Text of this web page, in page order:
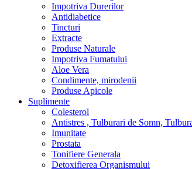
Impotriva Durerilor
Antidiabetice
Tincturi
Extracte
Produse Naturale
Impotriva Fumatului
Aloe Vera
Condimente, mirodenii
Produse Apicole
Suplimente
Colesterol
Antistres , Tulburari de Somn,
Imunitate
Prostata
Tonifiere Generala
Detoxifierea Organismului